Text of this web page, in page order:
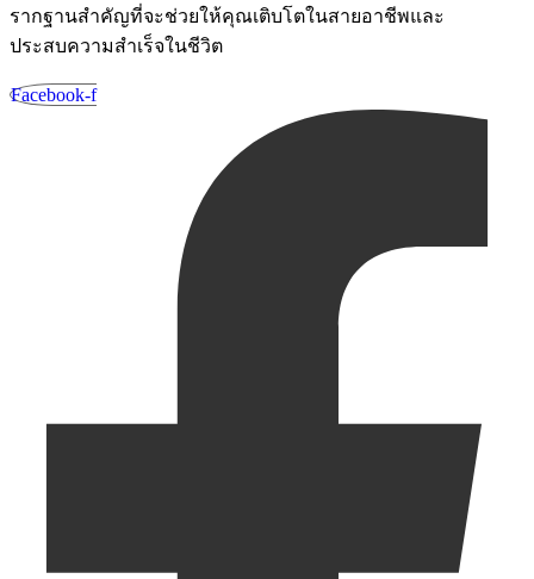
รากฐานสำคัญที่จะช่วยให้คุณเติบโตในสายอาชีพและ
ประสบความสำเร็จในชีวิต
Facebook-f